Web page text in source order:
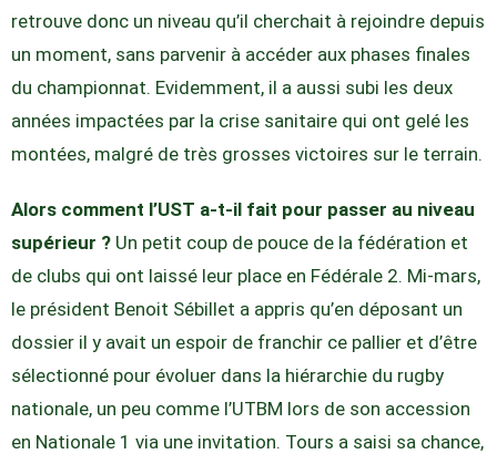
retrouve donc un niveau qu’il cherchait à rejoindre depuis
un moment, sans parvenir à accéder aux phases finales
du championnat. Evidemment, il a aussi subi les deux
années impactées par la crise sanitaire qui ont gelé les
montées, malgré de très grosses victoires sur le terrain.
Alors comment l’UST a-t-il fait pour passer au niveau
supérieur ? Un petit coup de pouce de la fédération et
de clubs qui ont laissé leur place en Fédérale 2. Mi-mars,
le président Benoit Sébillet a appris qu’en déposant un
dossier il y avait un espoir de franchir ce pallier et d’être
sélectionné pour évoluer dans la hiérarchie du rugby
nationale, un peu comme l’UTBM lors de son accession
en Nationale 1 via une invitation. Tours a saisi sa chance,